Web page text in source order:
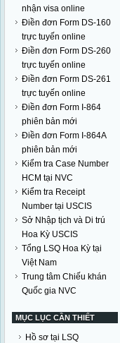
nhận visa online
Điền đơn Form DS-160
trực tuyến online
Điền đơn Form DS-260
trực tuyến online
Điền đơn Form DS-261
trực tuyến online
Điền đơn Form I-864
phiên bản mới
Điền đơn Form I-864A
phiên bản mới
Kiểm tra Case Number
HCM tại NVC
Kiểm tra Receipt
Number tại USCIS
Sở Nhập tịch và Di trú
Hoa Kỳ USCIS
Tổng LSQ Hoa Kỳ tại
Việt Nam
Trung tâm Chiếu khán
Quốc gia NVC
MỤC LỤC CẦN THIẾT
Hồ sơ tại LSQ